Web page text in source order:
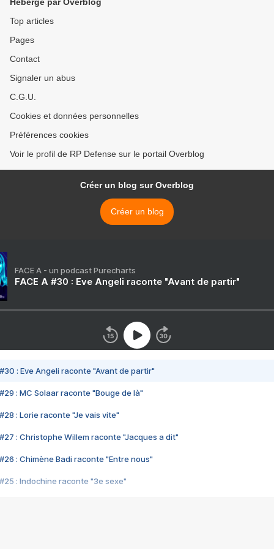
Top articles
Pages
Contact
Signaler un abus
C.G.U.
Cookies et données personnelles
Préférences cookies
Voir le profil de RP Defense sur le portail Overblog
Créer un blog sur Overblog
Créer un blog
FACE A - un podcast Purecharts
FACE A #30 : Eve Angeli raconte "Avant de partir"
#30 : Eve Angeli raconte "Avant de partir"
#29 : MC Solaar raconte "Bouge de là"
#28 : Lorie raconte "Je vais vite"
#27 : Christophe Willem raconte "Jacques a dit"
#26 : Chimène Badi raconte "Entre nous"
#25 : Indochine raconte "3e sexe"